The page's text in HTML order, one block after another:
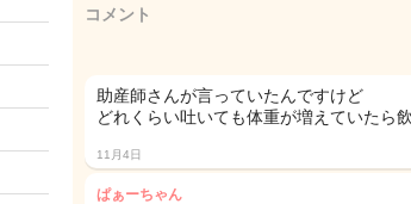
コメント
助産師さんが言っていたんですけど
どれくらい吐いても体重が増えていたら
11月4日
ぱぁーちゃん